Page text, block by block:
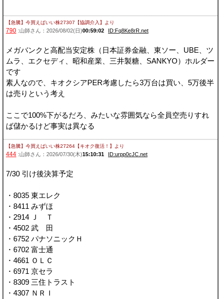
【急騰】今買えばいい株27307【協調介入】 より
790 :山師さん：2026/08/02(日)00:59:02 ID:Fq8Ke8rR.net
メガバンクと高配当安定株（日本証券金融、東ソー、UBE、ツ
ムラ、エクセディ、昭和産業、三井製糖、SANKYO）ホルダー
です
素人なので、キオクシアPER考慮したら3万台は買い、5万後半
は売りという考え
ここで100%下がるだろ、みたいな雰囲気なら全員空売りすれ
ば儲かるけど事実は異なる
【急騰】今買えばいい株27264【キオク復活！】 より
444 :山師さん：2026/07/30(木)15:10:31 ID:urpp0cJC.net
7/30 引け後決算予定
・8035 東エレク
・8411 みずほ
・2914 Ｊ Ｔ
・4502 武 田
・6752 パナソニックＨ
・6702 富士通
・4661 ＯＬＣ
・6971 京セラ
・8309 三住トラスト
・4307 ＮＲＩ